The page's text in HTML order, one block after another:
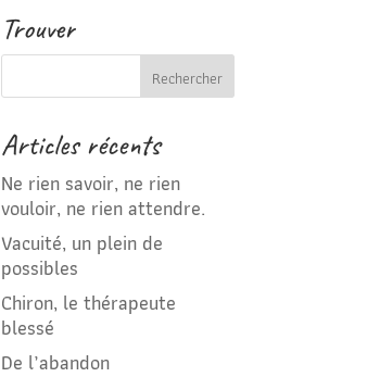
Trouver
Articles récents
Ne rien savoir, ne rien
vouloir, ne rien attendre.
Vacuité, un plein de
possibles
Chiron, le thérapeute
blessé
De l’abandon